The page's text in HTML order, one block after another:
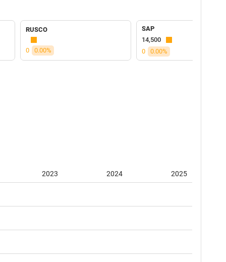
RUSCO
0 0.00%
SAP
14,500
0
0.00%
2023 2024
2025